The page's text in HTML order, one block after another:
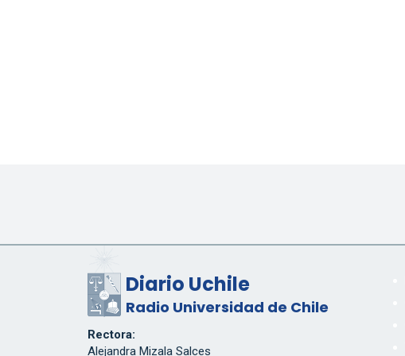
Diario Uchile
Radio Universidad de Chile
Rectora:
Alejandra Mizala Salces